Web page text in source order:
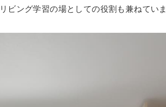
ビング学習の場としての役割も兼ねていま